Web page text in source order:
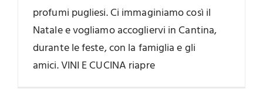
profumi pugliesi. Ci immaginiamo così il
Natale e vogliamo accogliervi in Cantina,
durante le feste, con la famiglia e gli
amici. VINI E CUCINA riapre